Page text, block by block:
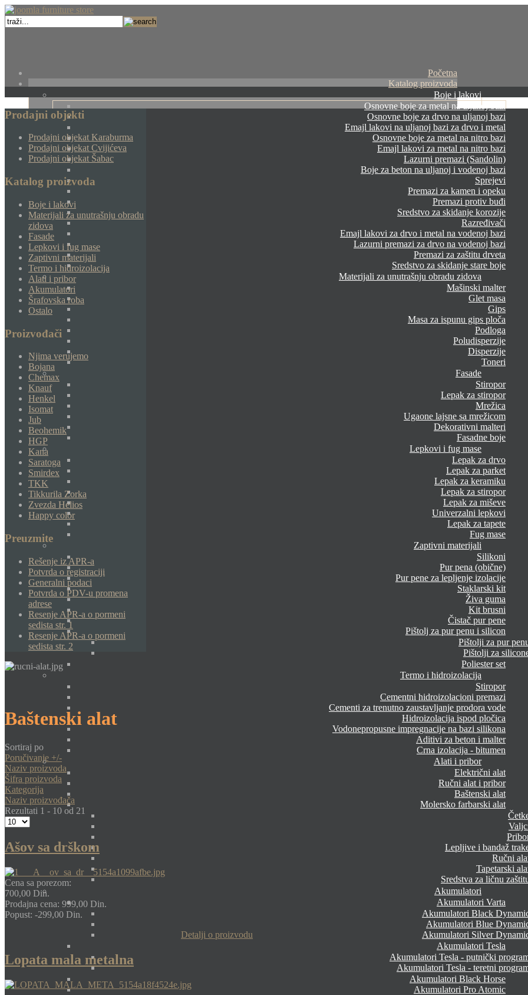
Početna
Katalog proizvoda
Boje i lakovi
Osnovne boje za metal na uljanoj bazi
Osnovne boje za drvo na uljanoj bazi
Emajl lakovi na uljanoj bazi za drvo i metal
Osnovne boje za metal na nitro bazi
Emajl lakovi za metal na nitro bazi
Lazurni premazi (Sandolin)
Boje za beton na uljanoj i vodenoj bazi
Sprejevi
Premazi za kamen i opeku
Premazi protiv buđi
Sredstvo za skidanje korozije
Razređivači
Emajl lakovi za drvo i metal na vodenoj bazi
Lazurni premazi za drvo na vodenoj bazi
Premazi za zaštitu drveta
Sredstvo za skidanje stare boje
Materijali za unutrašnju obradu zidova
Mašinski malter
Glet masa
Gips
Masa za ispunu gips ploča
Podloga
Poludisperzije
Disperzije
Toneri
Fasade
Stiropor
Lepak za stiropor
Mrežica
Ugaone lajsne sa mrežicom
Dekorativni malteri
Fasadne boje
Lepkovi i fug mase
Lepak za drvo
Lepak za parket
Lepak za keramiku
Lepak za stiropor
Lepak za miševe
Univerzalni lepkovi
Lepak za tapete
Fug mase
Zaptivni materijali
Silikoni
Pur pena (obične)
Pur pene za lepljenje izolacije
Staklarski kit
Živa guma
Kit brusni
Čistač pur pene
Pištolj za pur penu i silicon
Pištolji za pur
Pištolji za
Poliester set
Termo i hidroizolacija
Stiropor
Cementni hidroizolacioni premazi
Cementi za trenutno zaustavljanje prodora vode
Hidroizolacija ispod pločica
Vodonepropusne impregnacije na bazi silikona
Aditivi za beton i malter
Crna izolacija - bitumen
Alati i pribor
Električni alat
Ručni alat i pribor
Baštenski alat
Molersko farbarski alat
Lepljive i bandaž
Ručni
Tapetarski
Sredstva za ličnu
Akumulatori
Akumulatori Varta
Akumulatori Black
Akumulatori Blue
Akumulatori Silver
Akumulatori Tesla
Akumulatori Tesla - putnički
Akumulatori Tesla - teretni
Akumulatori Black Horse
Akumulatori Pro Atomic
Prodajni objekti
Prodajni objekat Karaburma
Prodajni objekat Cvijićeva
Prodajni objekat Šabac
Katalog proizvoda
Boje i lakovi
Materijali za unutrašnju obradu
zidova
Fasade
Lepkovi i fug mase
Zaptivni materijali
Termo i hidroizolacija
Alati i pribor
Akumulatori
Šrafovska roba
Ostalo
Proizvođači
Njima verujemo
Bojana
Chemax
Knauf
Henkel
Isomat
Jub
Beohemik
HGP
Kana
Saratoga
Smirdex
TKK
Tikkurila Zorka
Zvezda Helios
Happy color
Preuzmite
Rešenje iz APR-a
Potvrda o registraciji
Generalni podaci
Potvrda o PDV-u promena
adrese
Resenje APR-a o pormeni
sedista str. 1
Resenje APR-a o pormeni
sedista str. 2
Baštenski alat
Sortiraj po
Poručivanje +/-
Naziv proizvoda
Šifra proizvoda
Kategorija
Naziv proizvođača
Rezultati 1 - 10 od 21
Ašov sa drškom
Cena sa porezom:
700,00 Din.
Prodajna cena: 999,00 Din.
Popust: -299,00 Din.
Detalji o proizvodu
Lopata mala metalna